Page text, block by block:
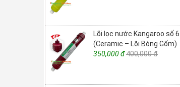
Lõi lọc nước Kangaroo số 6
(Ceramic – Lõi Bóng Gốm)
350,000 đ400,000 đ